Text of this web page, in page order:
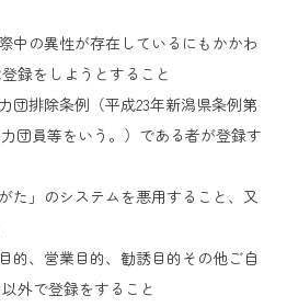
の異性が存在しているにもかかわ
録をしようとすること
排除条例（平成23年新潟県条例第
団員等をいう。）である者が登録す
」のシステムを悪用すること、又
、営業目的、勧誘目的その他ご自
外で登録をすること